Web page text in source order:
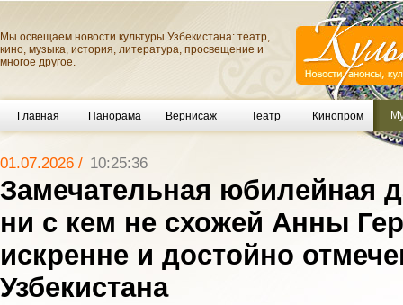
Мы освещаем новости культуры Узбекистана: театр,
кино, музыка, история, литература, просвещение и
многое другое.
Главная Панорама Вернисаж Театр Кинопром
01.07.2026 / 10:25:36
Замечательная юбилейная
ни с кем не схожей Анны
искренне и достойно
Узбекистана